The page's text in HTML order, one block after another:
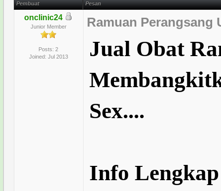
Pembuat Pesan
onclinic24
Junior Member
Posts: 2
Joined: Jul 2013
Ramuan Perangsang
Jual Obat
Sex....
Info